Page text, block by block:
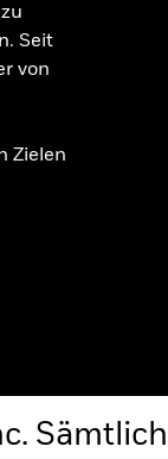
Seit
von
Zielen